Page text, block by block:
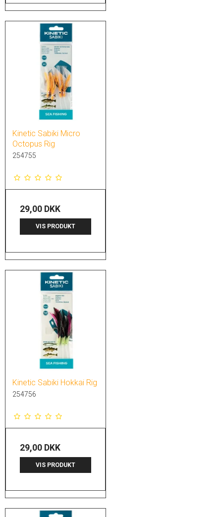
Kinetic Sabiki Micro
Octopus Rig
254755
29,00 DKK
VIS PRODUKT
Kinetic Sabiki Hokkai Rig
254756
29,00 DKK
VIS PRODUKT